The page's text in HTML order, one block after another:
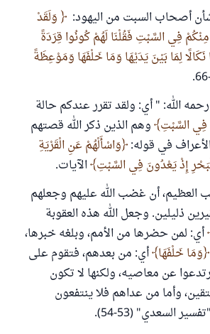
أصحاب السبت من اليهود:
وَلَقَدْ
فِي السَّبْتِ فَقُلْنَا لَهُمْ كُونُوا قِرَدَةً
لِمَا بَيْنَ يَدَيْهَا وَمَا خَلْفَهَا وَمَوْعِظَةً
الله: " أي: ولقد تقرر عندكم حالة
فِي السَّبْتِ وهم الذين ذكر الله قصتهم
في قوله: وَاسْأَلْهُمْ عَنِ الْقَرْيَةِ
إِذْ يَعْدُونَ فِي السَّبْتِ الآيات.
العظيم، أن غضب الله عليهم وجعلهم
ذليلين. وجعل الله هذه العقوبة
أي: لمن حضرها من الأمم، وبلغه خبرها،
وَمَا خَلْفَهَا أي: من بعدهم، فتقوم على
عن معاصيه، ولكنها لا تكون
وأما من عداهم فلا ينتفعون
السعدي" (53-54).